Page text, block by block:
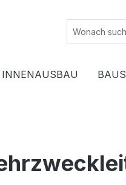
INNENAUSBAU